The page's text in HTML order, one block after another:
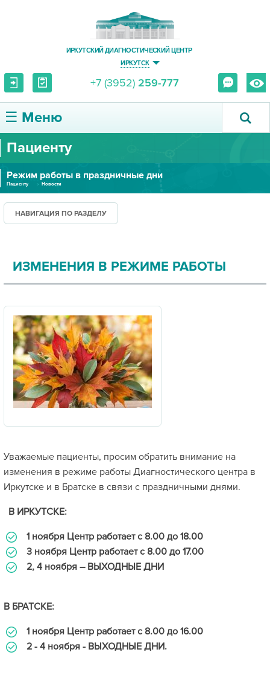
ИРКУТСКИЙ ДИАГНОСТИЧЕСКИЙ ЦЕНТР
ИРКУТСК
+7 (3952) 259-777
☰ Меню
О ЦЕНТРЕ
УСЛУГИ И ЦЕНЫ
ПАЦИЕНТУ
ПРАВОВАЯ ИНФОРМАЦИЯ
Пациенту
Режим работы в праздничные дни
Пациенту Новости
НАВИГАЦИЯ ПО РАЗДЕЛУ
ИЗМЕНЕНИЯ В РЕЖИМЕ РАБОТЫ
Уважаемые пациенты, просим обратить внимание на
изменения в режиме работы Диагностического центра в
Иркутске и в Братске в связи с праздничными днями.
В ИРКУТСКЕ:
1 ноября Центр работает с 8.00 до 18.00
3 ноября Центр работает с 8.00 до 17.00
2, 4 ноября – ВЫХОДНЫЕ ДНИ
В БРАТСКЕ:
1 ноября Центр работает с 8.00 до 16.00
2 - 4 ноября - ВЫХОДНЫЕ ДНИ.